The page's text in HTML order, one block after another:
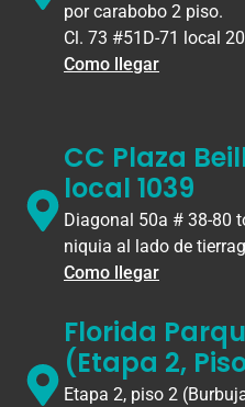
por carabobo 2 piso.
Cl. 73 #51D-71 local
Como llegar
CC Plaza
local 1039
Diagonal 50a # 38-80
niquia al lado de
Como llegar
Florida
(Etapa 2,
Etapa 2, piso 2